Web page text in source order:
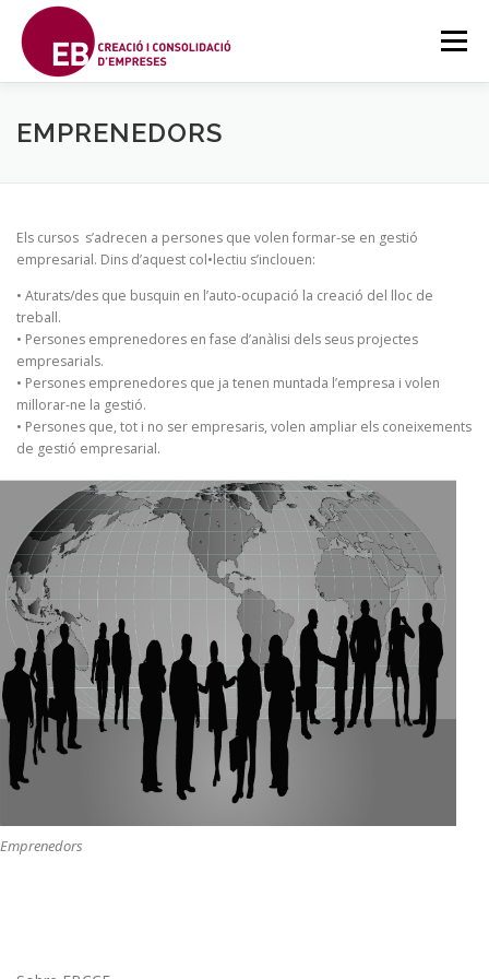
contenido
Menú
SOBRE EBCCE FORMACIONS
EMPRENEDORS
Els cursos s’adrecen a persones que volen formar-se en gestió
empresarial. Dins d’aquest col•lectiu s’inclouen:
• Aturats/des que busquin en l’auto-ocupació la creació del lloc de
treball.
• Persones emprenedores en fase d’anàlisi dels seus projectes
empresarials.
• Persones emprenedores que ja tenen muntada l’empresa i volen
millorar-ne la gestió.
• Persones que, tot i no ser empresaris, volen ampliar els coneixements
de gestió empresarial.
Emprenedors